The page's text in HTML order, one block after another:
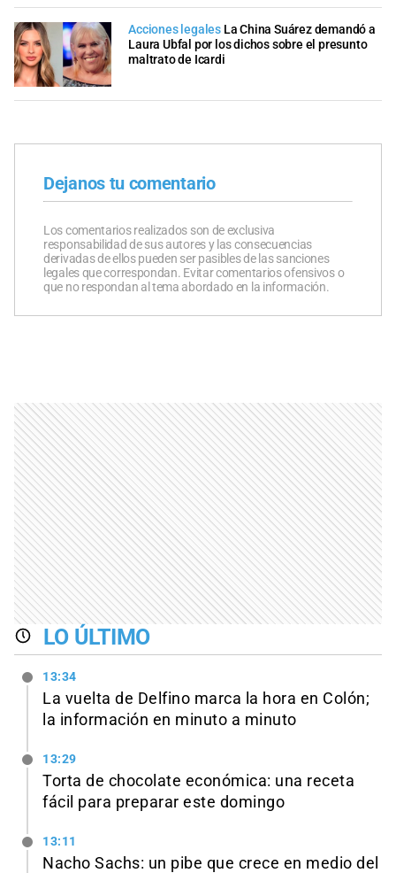
Acciones legales La China Suárez demandó a
Laura Ubfal por los dichos sobre el presunto
maltrato de Icardi
Dejanos tu comentario
Los comentarios realizados son de exclusiva
responsabilidad de sus autores y las consecuencias
derivadas de ellos pueden ser pasibles de las sanciones
legales que correspondan. Evitar comentarios ofensivos o
que no respondan al tema abordado en la información.
LO ÚLTIMO
13:34
La vuelta de Delfino marca la hora en Colón;
la información en minuto a minuto
13:29
Torta de chocolate económica: una receta
fácil para preparar este domingo
13:11
Nacho Sachs: un pibe que crece en medio del